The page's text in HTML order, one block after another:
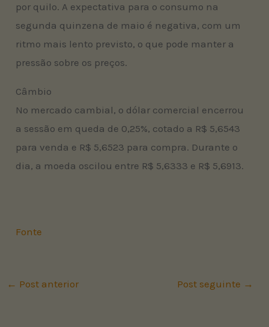
por quilo. A expectativa para o consumo na
segunda quinzena de maio é negativa, com um
ritmo mais lento previsto, o que pode manter a
pressão sobre os preços.
Câmbio
No mercado cambial, o dólar comercial encerrou
a sessão em queda de 0,25%, cotado a R$ 5,6543
para venda e R$ 5,6523 para compra. Durante o
dia, a moeda oscilou entre R$ 5,6333 e R$ 5,6913.
Fonte
← Post anterior Post seguinte →